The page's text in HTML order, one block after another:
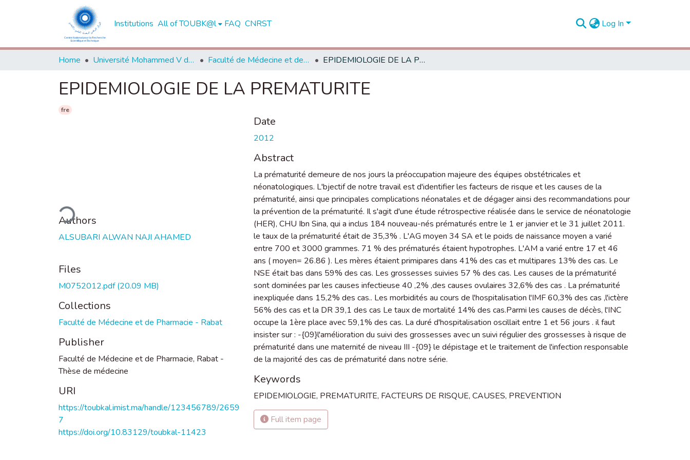
Institutions All of TOUBK@l FAQ CNRST Log In
Home Université Mohammed V de Rabat Faculté de Médecine et de Pharmacie - Rabat EPIDEMIOLOGIE DE LA PREMATURITE
EPIDEMIOLOGIE DE LA PREMATURITE
fre
Loading...
Authors
ALSUBARI ALWAN NAJI AHAMED
Files
M0752012.pdf(20.09 MB)
Collections
Faculté de Médecine et de Pharmacie - Rabat
Publisher
Faculté de Médecine et de Pharmacie, Rabat -
Thèse de médecine
URI
https://toubkal.imist.ma/handle/123456789/2659
7
https://doi.org/10.83129/toubkal-11423
Date
2012
Abstract
La prématurité demeure de nos jours la préoccupation majeure des équipes obstétricales et
néonatologiques. L'bjectif de notre travail est d'identifier les facteurs de risque et les causes de la
prématurité, ainsi que principales complications néonatales et de dégager ainsi des recommandations pour
la prévention de la prématurité. Il s'agit d'une étude rétrospective réalisée dans le service de néonatologie
(HER), CHU Ibn Sina, qui a inclus 184 nouveau-nés prématurés entre le 1 er janvier et le 31 juillet 2011.
le taux de la prématurité était de 35,3% . L'AG moyen 34 SA et le poids de naissance moyen a varié
entre 700 et 3000 grammes. 71 % des prématurés étaient hypotrophes. L'AM a varié entre 17 et 46
ans ( moyen= 26.86 ). Les mères étaient primipares dans 41% des cas et multipares 13% des cas. Le
NSE était bas dans 59% des cas. Les grossesses suivies 57 % des cas. Les causes de la prématurité
sont dominées par les causes infectieuse 40 ,2% ,des causes ovulaires 32,6% des cas . La prématurité
inexpliquée dans 15,2% des cas.. Les morbidités au cours de l'hospitalisation l'IMF 60,3% des cas ,l'ictère
56% des cas et la DR 39,1 des cas Le taux de mortalité 14% des cas.Parmi les causes de décès, l'INC
occupe la 1ère place avec 59,1% des cas. La duré d'hospitalisation oscillait entre 1 et 56 jours . il faut
insister sur : -{09}l'amélioration du suivi des grossesses avec un suivi régulier des grossesses à risque de
prématurité dans une maternité de niveau III -{09} le dépistage et le traitement de l'infection responsable
de la majorité des cas de prématurité dans notre série.
Keywords
EPIDEMIOLOGIE, PREMATURITE, FACTEURS DE RISQUE, CAUSES, PREVENTION
Full item page